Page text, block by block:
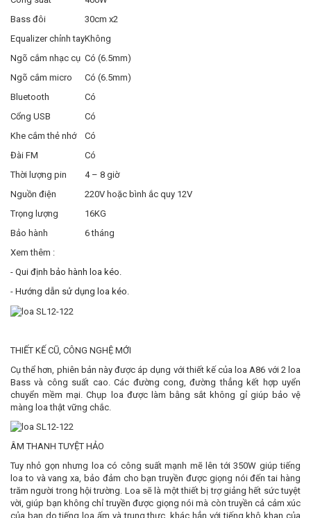
Bass đôi
30cm x2
Equalizer chỉnh tayKhông
Ngõ cắm nhạc cụ Có (6.5mm)
Ngõ cắm micro
Có (6.5mm)
Bluetooth
Có
Cổng USB
Có
Khe cắm thẻ nhớ
Có
Đài FM
Có
Thời lượng pin
4 – 8 giờ
Nguồn điện
220V hoặc bình ắc quy 12V
Trọng lượng
16KG
Bảo hành
6 tháng
Xem thêm :
- Qui định bảo hành loa kéo.
- Hướng dẫn sử dụng loa kéo.
THIẾT KẾ CŨ, CÔNG NGHỆ MỚI
Cụ thể hơn, phiên bản này được áp dụng với thiết kế của loa A86 với 2 loa
Bass và công suất cao. Các đường cong, đường thẳng kết hợp uyển
chuyển mềm mại. Chụp loa được làm bằng sắt không gỉ giúp bảo vệ
màng loa thật vững chắc.
ÂM THANH TUYỆT HẢO
Tuy nhỏ gọn nhưng loa có công suất mạnh mẽ lên tới 350W giúp tiếng
loa to và vang xa, bảo đảm cho bạn truyền được giọng nói đến tai hàng
trăm người trong hội trường. Loa sẽ là một thiết bị trợ giảng hết sức tuyệt
vời, giúp bạn không chỉ truyền được giọng nói mà còn truyền cả cảm xúc
của bạn do tiếng loa ấm và trung thực, khác hẳn với tiếng khô khan của